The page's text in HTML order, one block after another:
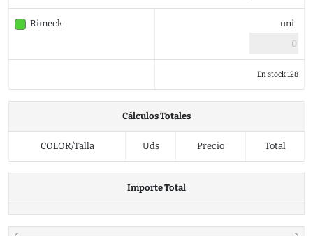
Rimeck uni
En stock 128
Cálculos Totales
COLOR/Talla Uds Precio Total
Importe Total